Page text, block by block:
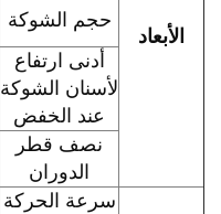
الأبعاد
حجم الشوكة
أدنى ارتفاع
لأسنان الشوكة
عند الخفض
نصف قطر
الدوران
سرعة الحركة